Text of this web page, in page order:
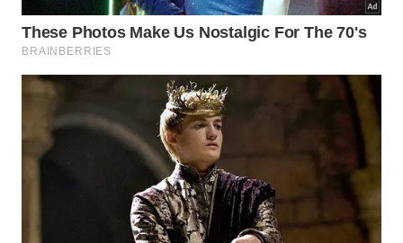
Execute passagens suaves e lineares em toda a
extensão do metal disponível.
Verifique a evolução do corte testando a lâmina
em uma superfície macia.
A constância nessas etapas básicas garante que o
desempenho do metal se mantenha estável mesmo
após o uso prolongado durante o evento. Pequenos
ajustes feitos com regularidade são muito mais
eficazes do que grandes intervenções esporádicas
que podem comprometer a estrutura original da sua